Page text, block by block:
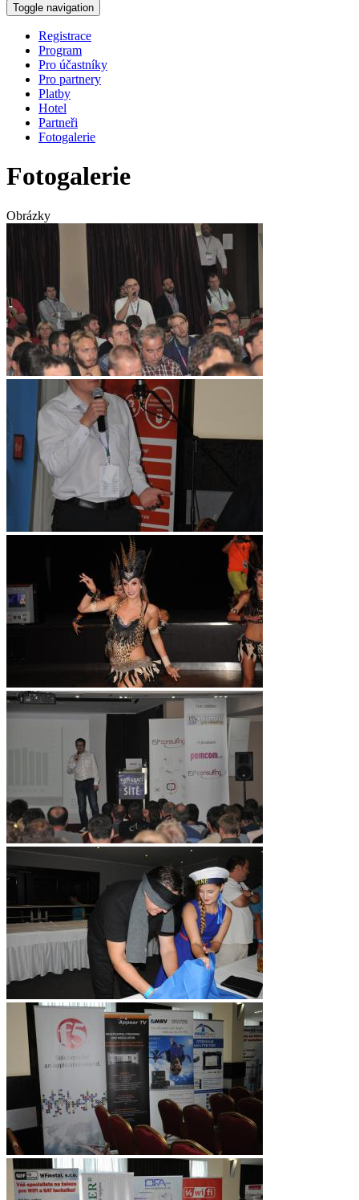
Toggle navigation
Registrace
Program
Pro účastníky
Pro partnery
Platby
Hotel
Partneři
Fotogalerie
Fotogalerie
Obrázky